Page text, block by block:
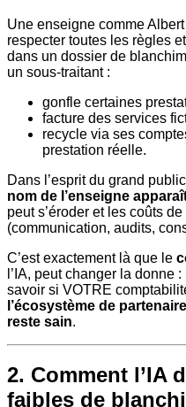
Une enseigne comme
respecter toutes les règles
dans un dossier de
un sous-traitant :
gonfle certaines
facture des services
recycle via ses
prestation réelle.
Dans l’esprit du grand
nom de l’enseigne
peut s’éroder et les coûts
(communication, audits,
C’est exactement là que le
l’IA, peut changer la donne
savoir si VOTRE
l’écosystème de
reste sain.
2. Comment l’IA
faibles de